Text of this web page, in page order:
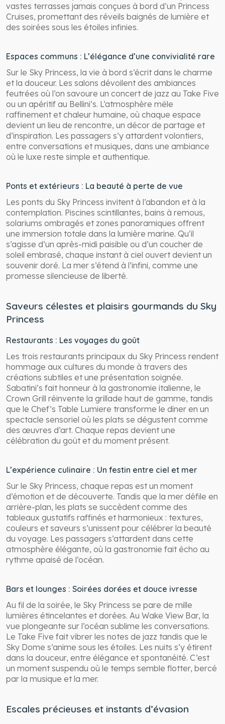
vastes terrasses jamais conçues à bord d’un Princess
Cruises, promettant des réveils baignés de lumière et
des soirées sous les étoiles infinies.
Espaces communs : L’élégance d’une convivialité rare
Sur le Sky Princess, la vie à bord s’écrit dans le charme
et la douceur. Les salons dévoilent des ambiances
feutrées où l’on savoure un concert de jazz au Take Five
ou un apéritif au Bellini’s. L’atmosphère mêle
raffinement et chaleur humaine, où chaque espace
devient un lieu de rencontre, un décor de partage et
d’inspiration. Les passagers s’y attardent volontiers,
entre conversations et musiques, dans une ambiance
où le luxe reste simple et authentique.
Ponts et extérieurs : La beauté à perte de vue
Les ponts du Sky Princess invitent à l’abandon et à la
contemplation. Piscines scintillantes, bains à remous,
solariums ombragés et zones panoramiques offrent
une immersion totale dans la lumière marine. Qu’il
s’agisse d’un après-midi paisible ou d’un coucher de
soleil embrasé, chaque instant à ciel ouvert devient un
souvenir doré. La mer s’étend à l’infini, comme une
promesse silencieuse de liberté.
Saveurs célestes et plaisirs gourmands du Sky
Princess
Restaurants : Les voyages du goût
Les trois restaurants principaux du Sky Princess rendent
hommage aux cultures du monde à travers des
créations subtiles et une présentation soignée.
Sabatini’s fait honneur à la gastronomie italienne, le
Crown Grill réinvente la grillade haut de gamme, tandis
que le Chef’s Table Lumiere transforme le dîner en un
spectacle sensoriel où les plats se dégustent comme
des œuvres d’art. Chaque repas devient une
célébration du goût et du moment présent.
L’expérience culinaire : Un festin entre ciel et mer
Sur le Sky Princess, chaque repas est un moment
d’émotion et de découverte. Tandis que la mer défile en
arrière-plan, les plats se succèdent comme des
tableaux gustatifs raffinés et harmonieux : textures,
couleurs et saveurs s’unissent pour célébrer la beauté
du voyage. Les passagers s’attardent dans cette
atmosphère élégante, où la gastronomie fait écho au
rythme apaisé de l’océan.
Bars et lounges : Soirées dorées et douce ivresse
Au fil de la soirée, le Sky Princess se pare de mille
lumières étincelantes et dorées. Au Wake View Bar, la
vue plongeante sur l’océan sublime les conversations.
Le Take Five fait vibrer les notes de jazz tandis que le
Sky Dome s’anime sous les étoiles. Les nuits s’y étirent
dans la douceur, entre élégance et spontanéité. C’est
un moment suspendu où le temps semble flotter, bercé
par la musique et la mer.
Escales précieuses et instants d’évasion